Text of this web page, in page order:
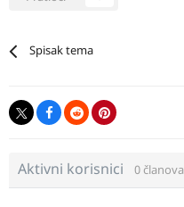
Spisak tema
Aktivni korisnici 0 članova